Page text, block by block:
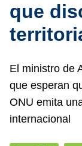
que
El ministro de
que esperan
ONU emita
internacional